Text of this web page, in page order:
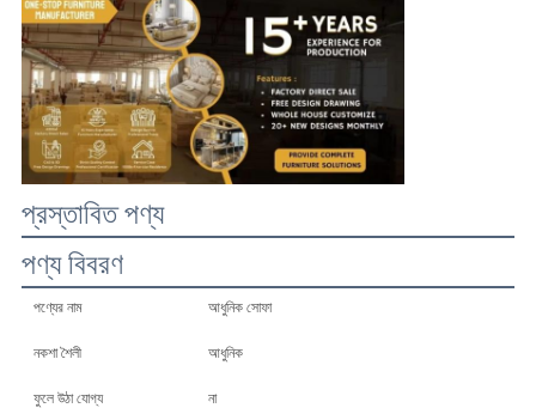
উদ্ধৃতির
জন্য
আবেদন
সাইট
ম্যাপ
গোপনীয়তা
নীতি
প্রস্তাবিত পণ্য
পণ্য বিবরণ
পণ্যের নাম আধুনিক সোফা
নকশা শৈলী আধুনিক
ফুলে উঠা যোগ্য না